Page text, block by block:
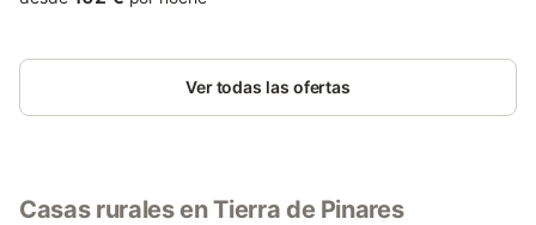
Ver todas las ofertas
Casas rurales en Tierra de Pinares